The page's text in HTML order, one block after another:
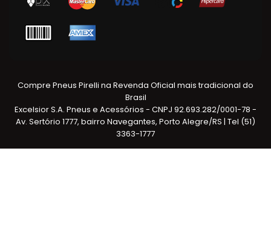
Compre Pneus Pirelli na Revenda Oficial mais tradicional do
Brasil
Excelsior S.A. Pneus e Acessórios - CNPJ 92.693.282/0001-78 -
Av. Sertório 1777, bairro Navegantes, Porto Alegre/RS | Tel (51)
3363-1777